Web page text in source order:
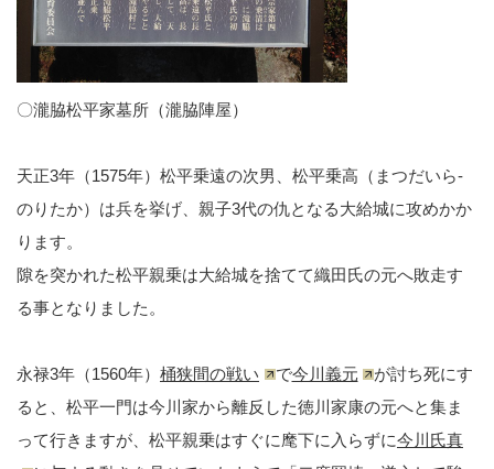
〇瀧脇松平家墓所（瀧脇陣屋）
天正3年（1575年）松平乗遠の次男、松平乗高（まつだいら-
のりたか）は兵を挙げ、親子3代の仇となる大給城に攻めかか
ります。
隙を突かれた松平親乗は大給城を捨てて織田氏の元へ敗走す
る事となりました。
永禄3年（1560年） 桶狭間の戦い で今川義元
が討ち死にす
ると、松平一門は今川家から離反した徳川家康の元へと集ま
って行きますが、松平親乗はすぐに麾下に入らずに今川氏真